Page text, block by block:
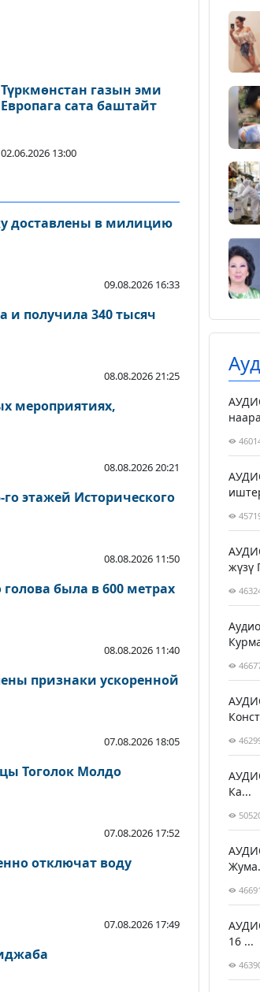
Түркмөнстан газын эми
Европага сата баштайт
02.06.2026 13:00
доставлены в милицию
09.08.2026 16:33
получила 340 тысяч
08.08.2026 21:25
мероприятиях,
08.08.2026 20:21
этажей Исторического
08.08.2026 11:50
была в 600 метрах
08.08.2026 11:40
признаки ускоренной
07.08.2026 18:05
Тоголок Молдо
07.08.2026 17:52
отключат воду
07.08.2026 17:49
жүзү
Ка...
16 ...